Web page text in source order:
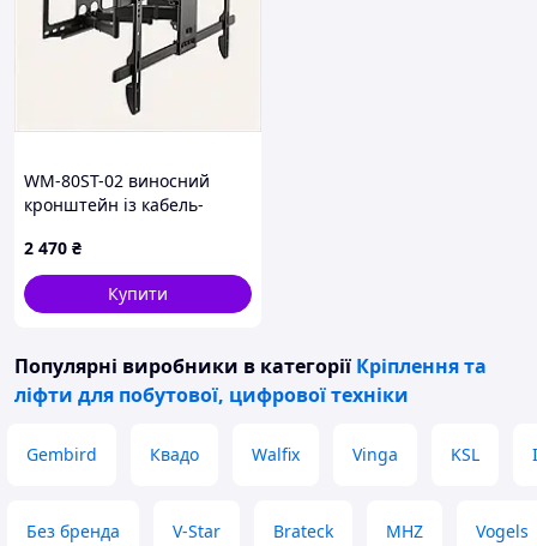
WM-80ST-02 виносний
кронштейн із кабель-
A898334M5
2 470 ₴
Купити
Популярні виробники в категорії Кріплення та
ліфти для побутової, цифрової техніки
Gembird Квадо Walfix Vinga KSL
Без бренда V-Star Brateck MHZ Vogels